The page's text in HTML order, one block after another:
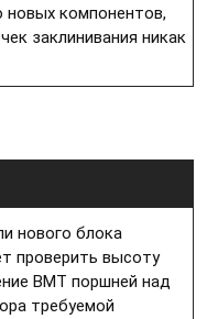
новых компонентов,
заклинивания никак
нового блока
проверить высоту
ВМТ поршней над
требуемой